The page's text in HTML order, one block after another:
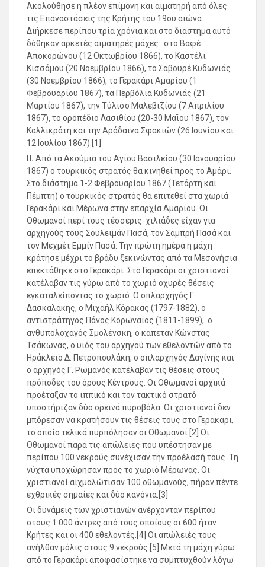
Ακολούθησε η πλέον επίμονη και αιματηρή από όλες
τις Επαναστάσεις της Κρήτης του 19ου αιώνα.
Διήρκεσε περίπου τρία χρόνια και στο διάστημα αυτό
δόθηκαν αρκετές αιματηρές μάχες: στο Βαφέ
Αποκορώνου (12 Οκτωβρίου 1866), το Καστέλι
Κισσάμου (20 Νοεμβρίου 1866), το Σαβουρέ Κυδωνιάς
(30 Νοεμβρίου 1866), το Γερακάρι Αμαρίου (1
Φεβρουαρίου 1867), τα Περβόλια Κυδωνιάς (21
Μαρτίου 1867), την Τύλισο Μαλεβιζίου (7 Απριλίου
1867), το οροπέδιο Λασιθίου (20-30 Μαΐου 1867), τον
Καλλικράτη και την Αράδαινα Σφακιών (26 Ιουνίου και
12 Ιουλίου 1867).[1]
ΙΙ. Από τα Ακούμια του Αγίου Βασιλείου (30 Ιανουαρίου
1867) ο τουρκικός στρατός θα κινηθεί προς το Αμάρι.
Στο διάστημα 1-2 Φεβρουαρίου 1867 (Τετάρτη και
Πέμπτη) ο τουρκικός στρατός θα επιτεθεί στα χωριά
Γερακάρι και Μέρωνα στην επαρχία Αμαρίου. Οι
Οθωμανοί περί τους τέσσερις χιλιάδες είχαν για
αρχηγούς τους Σουλεϊμάν Πασά, τον Σαμπρή Πασά και
τον Μεχμέτ Εμμίν Πασά. Την πρώτη ημέρα η μάχη
κράτησε μέχρι το βράδυ ξεκινώντας από τα Μεσονήσια
επεκτάθηκε στο Γερακάρι. Στο Γερακάρι οι χριστιανοί
κατέλαβαν τις γύρω από το χωριό οχυρές θέσεις
εγκαταλείποντας το χωριό. Ο οπλαρχηγός Γ.
Δασκαλάκης, ο Μιχαήλ Κόρακας (1797-1882), ο
αντιστράτηγος Πάνος Κορωναίος (1811-1899), ο
ανθυπολοχαγός Σμολένσκη, ο καπετάν Κώνστας
Τσάκωνας, ο υιός του αρχηγού των εθελοντών από το
Ηράκλειο Δ. Πετροπουλάκη, ο οπλαρχηγός Δαγίνης και
ο αρχηγός Γ. Ρωμανός κατέλαβαν τις θέσεις στους
πρόποδες του όρους Κέντρους. Οι Οθωμανοί αρχικά
προέταξαν το ιππικό και τον τακτικό στρατό
υποστήριζαν δύο ορεινά πυροβόλα. Οι χριστιανοί δεν
μπόρεσαν να κρατήσουν τις θέσεις τους στο Γερακάρι,
το οποίο τελικά πυρπόλησαν οι Οθωμανοί.[2] Οι
Οθωμανοί παρά τις απώλειες που υπέστησαν με
περίπου 100 νεκρούς συνέχισαν την προέλασή τους. Τη
νύχτα υποχώρησαν προς το χωριό Μέρωνας. Οι
χριστιανοί αιχμαλώτισαν 100 οθωμανούς, πήραν πέντε
εχθρικές σημαίες και δύο κανόνια.[3]
Οι δυνάμεις των χριστιανών ανέρχονταν περίπου
στους 1.000 άντρες από τους οποίους οι 600 ήταν
Κρήτες και οι 400 εθελοντές.[4] Οι απώλειές τους
ανήλθαν μόλις στους 9 νεκρούς.[5] Μετά τη μάχη γύρω
από το Γερακάρι αποφασίστηκε να συμπτυχθούν λόγω